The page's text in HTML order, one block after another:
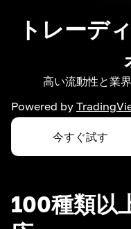
トレーデ
高い流動性と業
Powered by
今すぐ試す
100種類以